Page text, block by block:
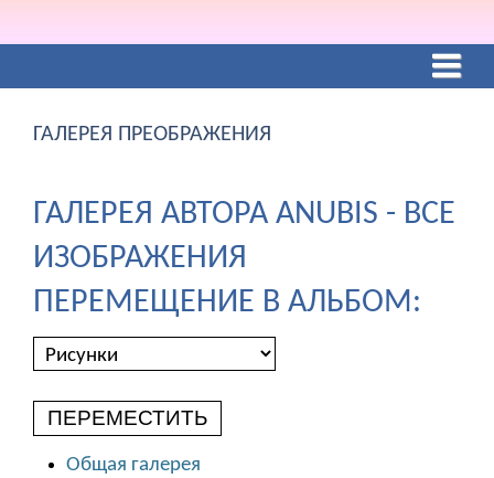
ГАЛЕРЕЯ ПРЕОБРАЖЕНИЯ
ГАЛЕРЕЯ АВТОРА ANUBIS - ВСЕ
ИЗОБРАЖЕНИЯ
ПЕРЕМЕЩЕНИЕ В АЛЬБОМ:
ПЕРЕМЕСТИТЬ
Общая галерея